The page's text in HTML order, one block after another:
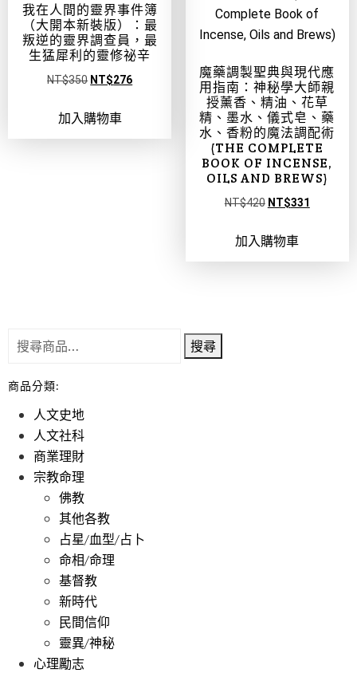
我在人間的靈界事件簿
（大開本新裝版）：最
叛逆的靈界調查員，最
生猛犀利的靈修祕辛
NT$350 NT$276
加入購物車
魔藥調製聖典與現代應
用指南：神秘學大師親
授薰香、精油、花草
精、墨水、儀式皂、藥
水、香粉的魔法調配術
(THE COMPLETE
BOOK OF INCENSE,
OILS AND BREWS)
NT$420 NT$331
加入購物車
搜尋
商品分類:
人文史地
人文社科
商業理財
宗教命理
佛教
其他各教
占星/血型/占卜
命相/命理
基督教
新時代
民間信仰
靈異/神秘
心理勵志